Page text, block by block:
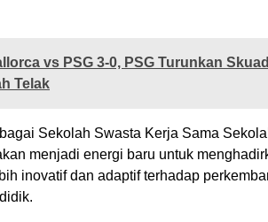
vs PSG 3-0, PSG Turunkan
Telak
Sekolah Swasta Kerja Sama
menjadi energi baru untuk
inovatif dan adaptif terhadap